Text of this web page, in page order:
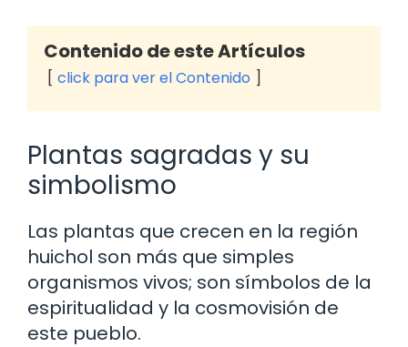
Contenido de este Artículos
click para ver el Contenido
Plantas sagradas y su
simbolismo
Las plantas que crecen en la región
huichol son más que simples
organismos vivos; son símbolos de la
espiritualidad y la cosmovisión de
este pueblo.